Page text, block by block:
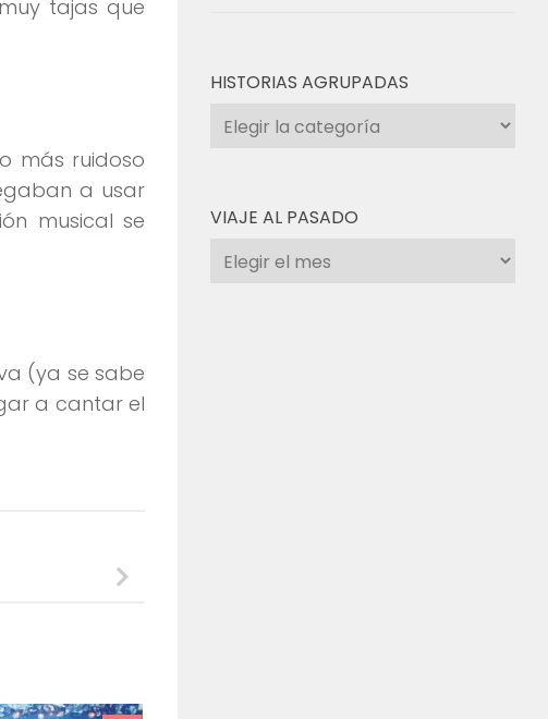
tajas que
más ruidoso
a usar
musical se
(ya se sabe
a cantar el
HISTORIAS AGRUPADAS
Historias
agrupadas
VIAJE AL PASADO
Viaje